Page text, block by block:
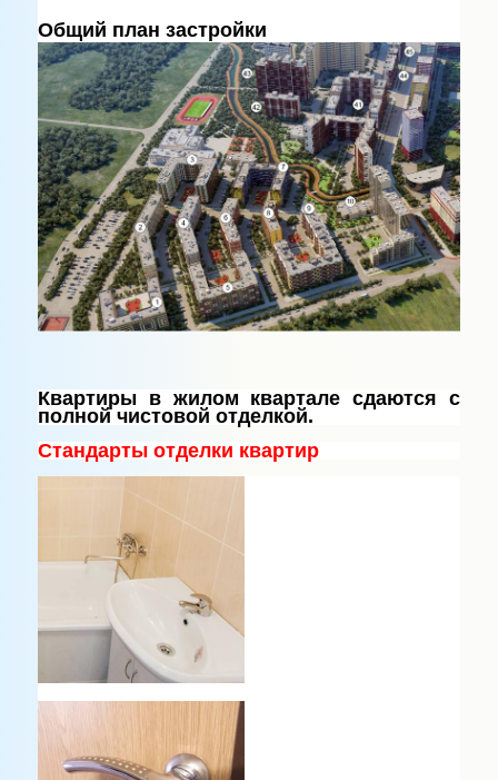
Общий план застройки
Квартиры в жилом квартале сдаются с
полной чистовой отделкой.
Стандарты отделки квартир